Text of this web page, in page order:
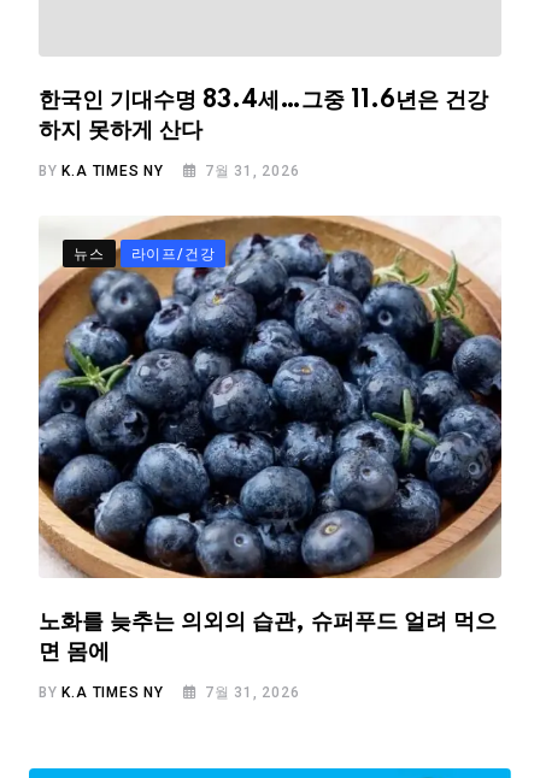
한국인 기대수명 83.4세…그중 11.6년은 건강
하지 못하게 산다
BY K.A TIMES NY 7월 31, 2026
뉴스 라이프/건강
노화를 늦추는 의외의 습관, 슈퍼푸드 얼려 먹으
면 몸에
BYK.A TIMES NY 7월 31, 2026